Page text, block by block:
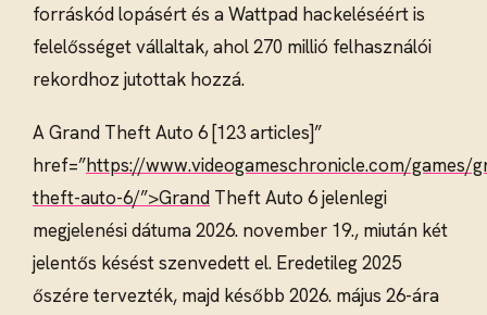
forráskód lopásért és a Wattpad hackeléséért is
felelősséget vállaltak, ahol 270 millió felhasználói
rekordhoz jutottak hozzá.
A Grand Theft Auto 6 [123 articles]”
href=”https://www.videogameschronicle.com/games/
theft-auto-6/”>Grand Theft Auto 6 jelenlegi
megjelenési dátuma 2026. november 19., miután két
jelentős késést szenvedett el. Eredetileg 2025
őszére tervezték, majd később 2026. május 26-ára